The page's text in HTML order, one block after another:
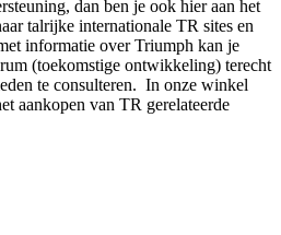
dan ben je ook hier aan het
talrijke internationale TR sites en
informatie over Triumph kan je
(toekomstige ontwikkeling) terecht
te consulteren. In onze winkel
aankopen van TR gerelateerde